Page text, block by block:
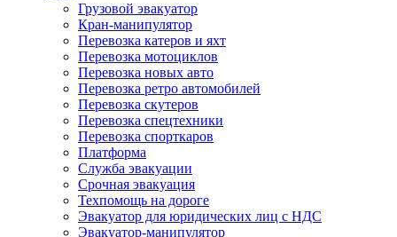
Грузовой эвакуатор
Кран-манипулятор
Перевозка катеров и яхт
Перевозка мотоциклов
Перевозка новых авто
Перевозка ретро автомобилей
Перевозка скутеров
Перевозка спецтехники
Перевозка спорткаров
Платформа
Служба эвакуации
Срочная эвакуация
Техпомощь на дороге
Эвакуатор для юридических лиц с НДС
Эвакуатор-манипулятор